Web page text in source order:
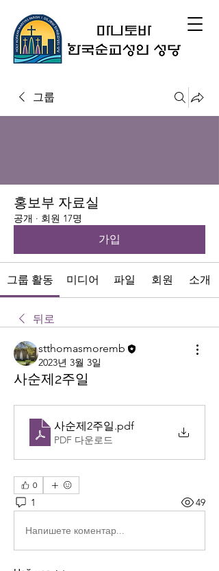
그룹
홍보부 자료실
공개 · 회원 17명
가입
그룹 활동 미디어 파일 회원 소개
뒤로
stthomasmoremb
2023년 3월 3일
사순제2주일
사순제2주일.pdf
PDF 다운로드
0
1 49
Напишете коментар...